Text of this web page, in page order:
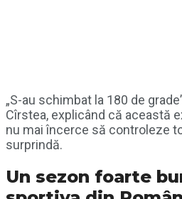
„S-au schimbat la 180 de
Cîrstea, explicând că această
nu mai încerce să controleze
surprindă.
Un sezon foarte